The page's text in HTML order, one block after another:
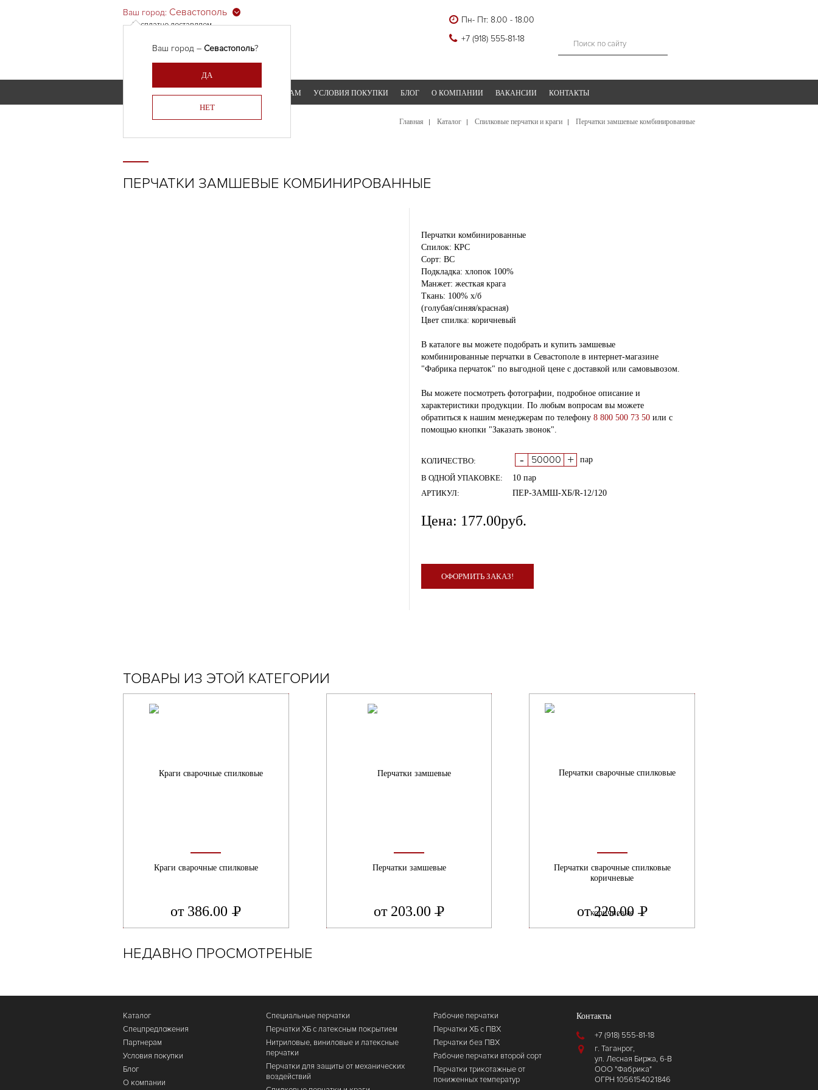
Ваш город: Севастополь
Ваш город – Севастополь?
ДА
НЕТ
Бесплатно доставляем
Казахстан,
Беларусь
Пн- Пт: 8.00 - 18.00
+7 (918) 555-81-18
КАТАЛОГ СПЕЦПРЕДЛОЖЕНИЯ ПАРТНЕРАМ УСЛОВИЯ ПОКУПКИ БЛОГ О КОМПАНИИ ВАКАНСИИ КОНТАКТЫ
Главная Каталог Cпилковые перчатки и краги Перчатки замшевые комбинированные
ПЕРЧАТКИ ЗАМШЕВЫЕ КОМБИНИРОВАННЫЕ
Перчатки комбинированные
Спилок: КРС
Сорт: ВС
Подкладка: хлопок 100%
Манжет: жесткая крага
Ткань: 100% х/б
(голубая/синяя/красная)
Цвет спилка: коричневый
В каталоге вы можете подобрать и купить замшевые
комбинированные перчатки в Севастополе в интернет-магазине
"Фабрика перчаток" по выгодной цене с доставкой или самовывозом.
Вы можете посмотреть фотографии, подробное описание и
характеристики продукции. По любым вопросам вы можете
обратиться к нашим менеджерам по телефону 8 800 500 73 50 или с
помощью кнопки "Заказать звонок".
КОЛИЧЕСТВО: - +
пар
В ОДНОЙ УПАКОВКЕ:
10 пар
АРТИКУЛ:
ПЕР-ЗАМШ-ХБ/R-12/120
Цена: 177.00руб.
ОФОРМИТЬ ЗАКАЗ!
ТОВАРЫ ИЗ ЭТОЙ КАТЕГОРИИ
Краги сварочные спилковые
от 386.00 Р
УБ.
Перчатки замшевые
от 203.00 Р
УБ.
Перчатки сварочные спилковые
коричневые
от 229.00 Р
УБ.
НЕДАВНО ПРОСМОТРЕНЫЕ
Каталог
Спецпредложения
Партнерам
Условия покупки
Блог
О компании
Специальные перчатки
Перчатки ХБ с латексным покрытием
Нитриловые, виниловые и латексные
перчатки
Перчатки для защиты от механических
воздействий
Рабочие перчатки
Перчатки ХБ с ПВХ
Перчатки без ПВХ
Рабочие перчатки второй сорт
Перчатки трикотажные от
пониженных температур
Контакты
+7 (918) 555-81-18
г. Таганрог,
ул. Лесная Биржа, 6-В
ООО "Фабрика"
ОГРН 1056154021846